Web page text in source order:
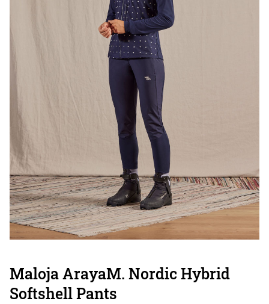
Maloja ArayaM. Nordic Hybrid
Softshell Pants